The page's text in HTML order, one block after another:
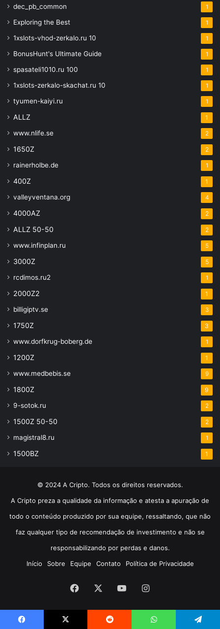
dec_pb_common 1
Exploring the Best 1
1xslots-vhod-zerkalo.ru 10 1
BonusHunt's Ultimate Guide 1
spasateli1010.ru 100 1
1xslots-zerkalo-skachat.ru 10 1
tyumen-kaiyi.ru 1
ALLZ 1
www.nlife.se 2
1650Z 2
rainerholbe.de 1
400Z 1
valleyventana.org 4
4000AZ 2
ALLZ 50-50 2
www.infinplan.ru 5
3000Z 5
rcdimos.ru2 1
2000Z2 1
billigiptv.se 3
1750Z 3
www.dorfkrug-boberg.de 1
1200Z 1
www.medbebis.se 9
1800Z 9
9-sotok.ru 2
1500Z 50-50 2
magistral8.ru 1
1500BZ 1
© 2024 A Cripto. Todos os direitos reservados.
A Cripto preza a qualidade da informação e atesta a apuração de
todo o conteúdo produzido por sua equipe, ressaltando, que não
faz qualquer tipo de recomendação de investimento e não se
responsabilizando por perdas e danos.
Início
Sobre Equipe Contato Política de Privacidade
Facebook YouTubeInstagram